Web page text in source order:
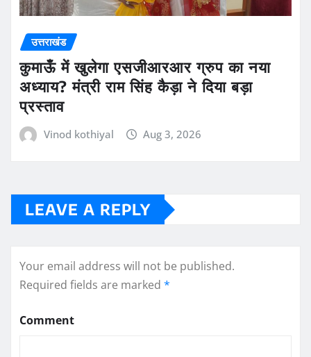
उत्तराखंड
कुमाऊँ में खुलेगा एसजीआरआर ग्रुप का नया
अध्याय? मंत्री राम सिंह कैड़ा ने दिया बड़ा
प्रस्ताव
Vinod kothiyal Aug 3, 2026
LEAVE A REPLY
Your email address will not be published.
Required fields are marked *
Comment